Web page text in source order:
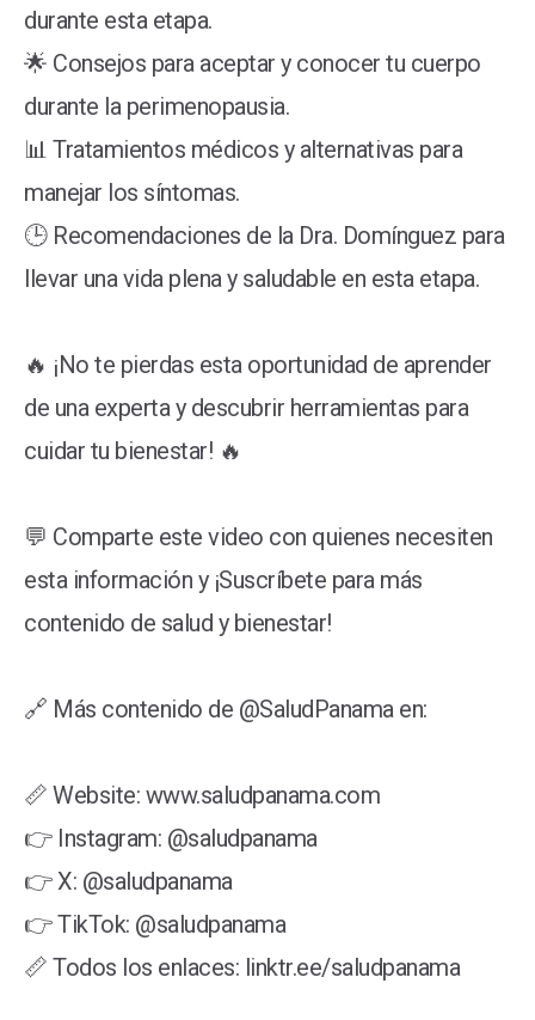
durante esta etapa.
🌟 Consejos para aceptar y conocer tu cuerpo
durante la perimenopausia.
📊 Tratamientos médicos y alternativas para
manejar los síntomas.
🕒 Recomendaciones de la Dra. Domínguez para
llevar una vida plena y saludable en esta etapa.
🔥 ¡No te pierdas esta oportunidad de aprender
de una experta y descubrir herramientas para
cuidar tu bienestar! 🔥
💬 Comparte este video con quienes necesiten
esta información y ¡Suscríbete para más
contenido de salud y bienestar!
🔗 Más contenido de @SaludPanama en:
📏 Website: www.saludpanama.com
👉 Instagram: @saludpanama
👉 X: @saludpanama
👉 TikTok: @saludpanama
📏 Todos los enlaces: linktr.ee/saludpanama